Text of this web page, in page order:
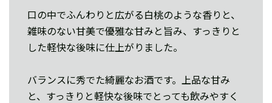
口の中でふんわりと広がる白桃のような香りと、
雑味のない甘美で優雅な甘みと旨み、すっきりと
した軽快な後味に仕上がりました。
バランスに秀でた綺麗なお酒です。上品な甘み
と、すっきりと軽快な後味でとっても飲みやすく